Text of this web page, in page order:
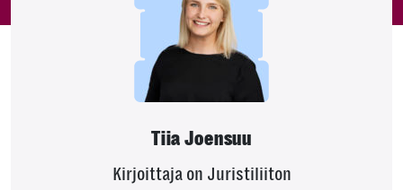
Tiia Joensuu
Kirjoittaja on Juristiliiton